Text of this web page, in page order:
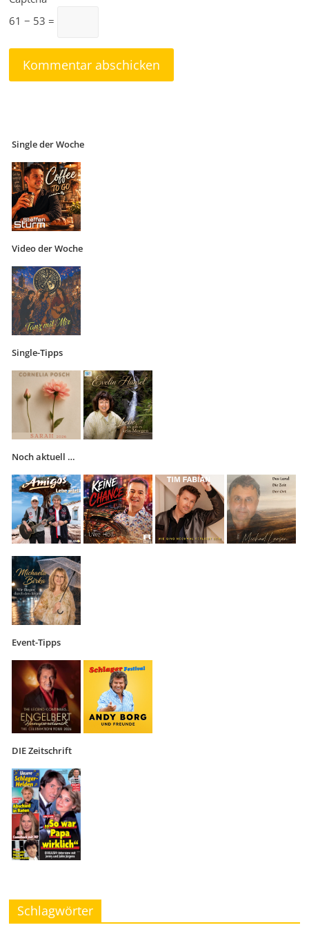
61 − 53 =
Single der Woche
Video der Woche
Single-Tipps
Noch aktuell …
Event-Tipps
DIE Zeitschrift
Schlagwörter